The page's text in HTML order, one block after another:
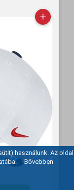
használunk. Az oldal
Bővebben